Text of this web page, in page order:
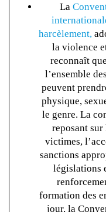
La
harcèlement,
la violence
reconnaît
l’ensemble
peuvent
physique,
le genre. La
reposant
victimes,
sanctions
législations
formation des
jour, la